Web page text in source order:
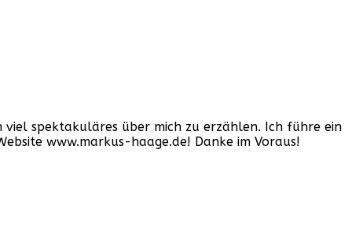
viel spektakuläres über mich zu erzählen. Ich führe ein
www.markus-haage.de! Danke im Voraus!